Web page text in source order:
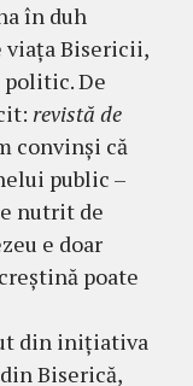
în duh
viaţa Bisericii,
De
revistă de
convinşi că
public –
nutrit de
e doar
poate
din iniţiativa
Biserică,